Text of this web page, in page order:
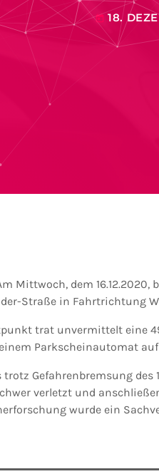
today 18.
Mittwoch, dem
Straße in Fahrtrichtung
trat unvermittelt eine
Parkscheinautomat
trotz Gefahrenbremsung
verletzt und
wurde ein